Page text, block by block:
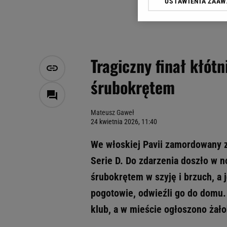
Tragiczny finał
śrubokrętem
Mateusz Gaweł
24 kwietnia 2026, 11:40
We włoskiej Pavii zamordowany
Serie D. Do zdarzenia doszło w
śrubokrętem w szyję i brzuch, a
pogotowie, odwieźli go do
klub, a w mieście ogłoszono
Klikając „Akceptuję”
Zaufanych Partnerów i
My, nasi Zaufani
Użycie dokładnych
Przechowywanie